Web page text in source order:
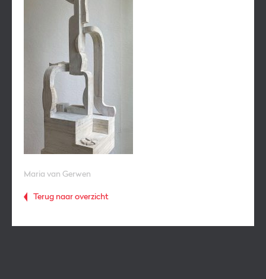
Maria van Gerwen
Terug naar overzicht